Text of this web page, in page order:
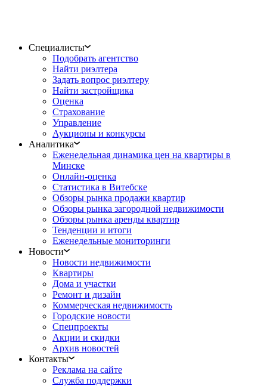
Специалисты
Подобрать агентство
Найти риэлтера
Задать вопрос риэлтеру
Найти застройщика
Оценка
Страхование
Управление
Аукционы и конкурсы
Аналитика
Еженедельная динамика цен на квартиры в
Минске
Онлайн-оценка
Статистика в Витебске
Обзоры рынка продажи квартир
Обзоры рынка загородной недвижимости
Обзоры рынка аренды квартир
Тенденции и итоги
Еженедельные мониторинги
Новости
Новости недвижимости
Квартиры
Дома и участки
Ремонт и дизайн
Коммерческая недвижимость
Городские новости
Спецпроекты
Акции и скидки
Архив новостей
Контакты
Реклама на сайте
Служба поддержки